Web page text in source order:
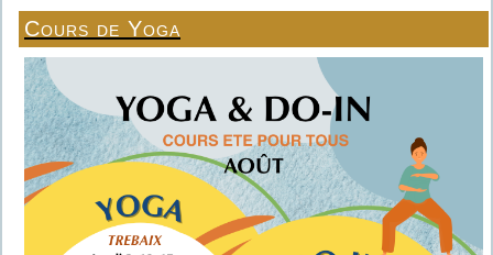
Cours de Yoga